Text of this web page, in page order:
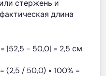
стержень и
длина
|52,5 - 50,0| = 2,5 см
(2,5 / 50,0) × 100% =